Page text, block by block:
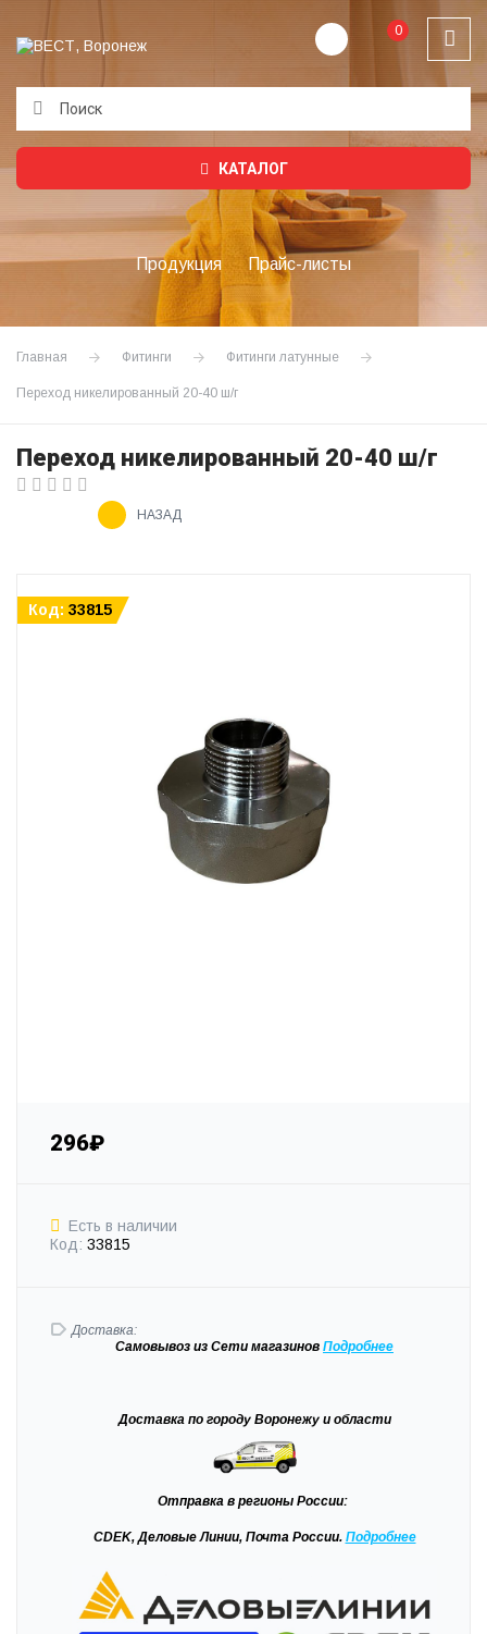
0
КАТАЛОГ
Продукция Прайс-листы
Главная Фитинги Фитинги латунные
Переход никелированный 20-40 ш/г
Переход никелированный 20-40 ш/г
НАЗАД
Код: 33815
296₽
Есть в наличии
Код: 33815
Доставка:
Самовывоз из Сети магазинов Подробнее
Доставка по городу Воронежу и области
Отправка в регионы России:
CDEK, Деловые Линии, Почта России. Подробнее